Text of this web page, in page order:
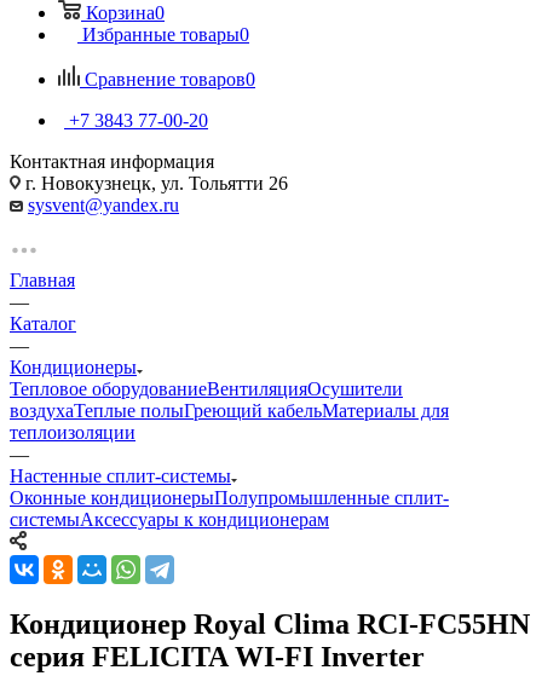
Корзина0
Избранные товары0
Сравнение товаров0
+7 3843 77-00-20
Контактная информация
г. Новокузнецк, ул. Тольятти 26
sysvent@yandex.ru
Главная
—
Каталог
—
Кондиционеры
Тепловое оборудованиеВентиляцияОсушители
воздухаТеплые полыГреющий кабельМатериалы для
теплоизоляции
—
Настенные сплит-системы
Оконные кондиционерыПолупромышленные сплит-
системыАксессуары к кондиционерам
Кондиционер Royal Clima RCI-FC55HN
серия FELICITA WI-FI Inverter